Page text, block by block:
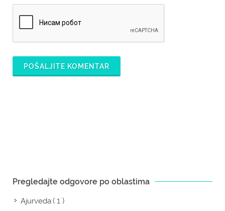
POŠALJITE KOMENTAR
Pregledajte odgovore po oblastima
Ajurveda( 1 )